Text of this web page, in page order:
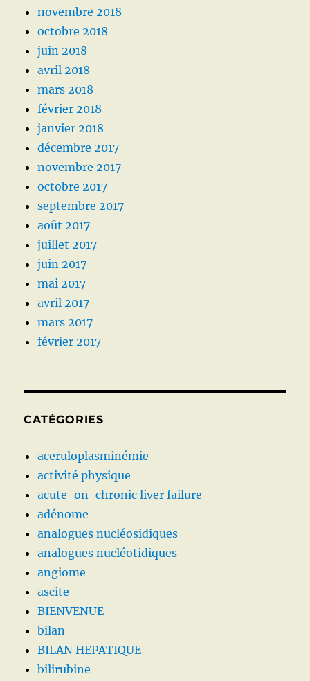
novembre 2018
octobre 2018
juin 2018
avril 2018
mars 2018
février 2018
janvier 2018
décembre 2017
novembre 2017
octobre 2017
septembre 2017
août 2017
juillet 2017
juin 2017
mai 2017
avril 2017
mars 2017
février 2017
CATÉGORIES
aceruloplasminémie
activité physique
acute-on-chronic liver failure
adénome
analogues nucléosidiques
analogues nucléotidiques
angiome
ascite
BIENVENUE
bilan
BILAN HEPATIQUE
bilirubine